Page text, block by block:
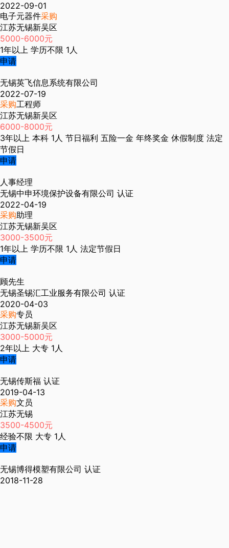
2022-09-01
电子元器件采购
江苏无锡新吴区
5000-6000元
1年以上 学历不限 1人
申请
无锡英飞信息系统有限公司
2022-07-19
采购工程师
江苏无锡新吴区
6000-8000元
3年以上 本科 1人 节日福利 五险一金 年终奖金 休假制度 法定
节假日
申请
人事经理
无锡中申环境保护设备有限公司 认证
2022-04-19
采购助理
江苏无锡新吴区
3000-3500元
1年以上 学历不限 1人 法定节假日
申请
顾先生
无锡圣锡汇工业服务有限公司 认证
2020-04-03
采购专员
江苏无锡新吴区
3000-5000元
2年以上 大专 1人
申请
无锡传斯福 认证
2019-04-13
采购文员
江苏无锡
3500-4500元
经验不限 大专 1人
申请
无锡博得模塑有限公司 认证
2018-11-28